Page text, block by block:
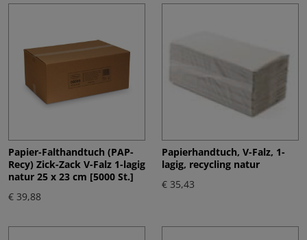
Papier-Falthandtuch (PAP-
Recy) Zick-Zack V-Falz 1-lagig
natur 25 x 23 cm [5000 St.]
€ 39,88
Papierhandtuch, V-Falz, 1-
lagig, recycling natur
€ 35,43